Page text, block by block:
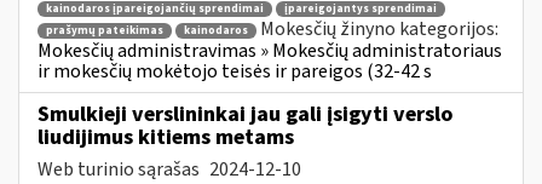
kainodaros įpareigojančių sprendimai
įpareigojantys sprendimai
prašymų pateikimas
kainodaros
Mokesčių žinyno kategorijos:
Mokesčių administravimas » Mokesčių administratoriaus
ir mokesčių mokėtojo teisės ir pareigos (32-42 s
Smulkieji verslininkai jau gali įsigyti verslo
liudijimus kitiems metams
Web turinio sąrašas 2024-12-10